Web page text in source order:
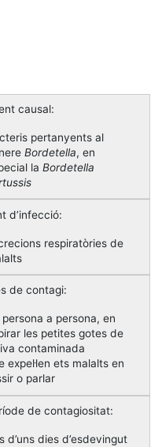
causal:
pertanyents al
Bordetella, en
la Bordetella
d’infecció:
respiratòries de
de contagi:
a persona, en
les petites gotes de
contaminada
expel·len ets malalts en
o parlar
de contagiositat:
d’uns dies d’esdevingut